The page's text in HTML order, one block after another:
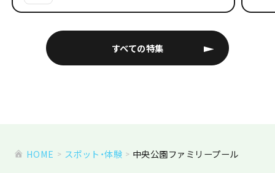
すべての特集
HOME スポット・体験 中央公園ファミリープール